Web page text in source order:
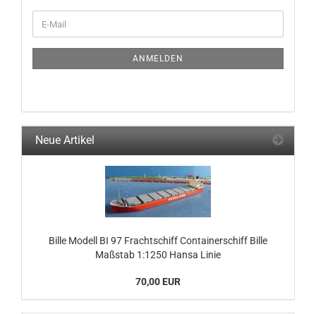
ZUR
E-
Mail
ANMELDEN
Neue Artikel
Bille Modell BI 97 Frachtschiff Containerschiff Bille
Maßstab 1:1250 Hansa Linie
70,00 EUR